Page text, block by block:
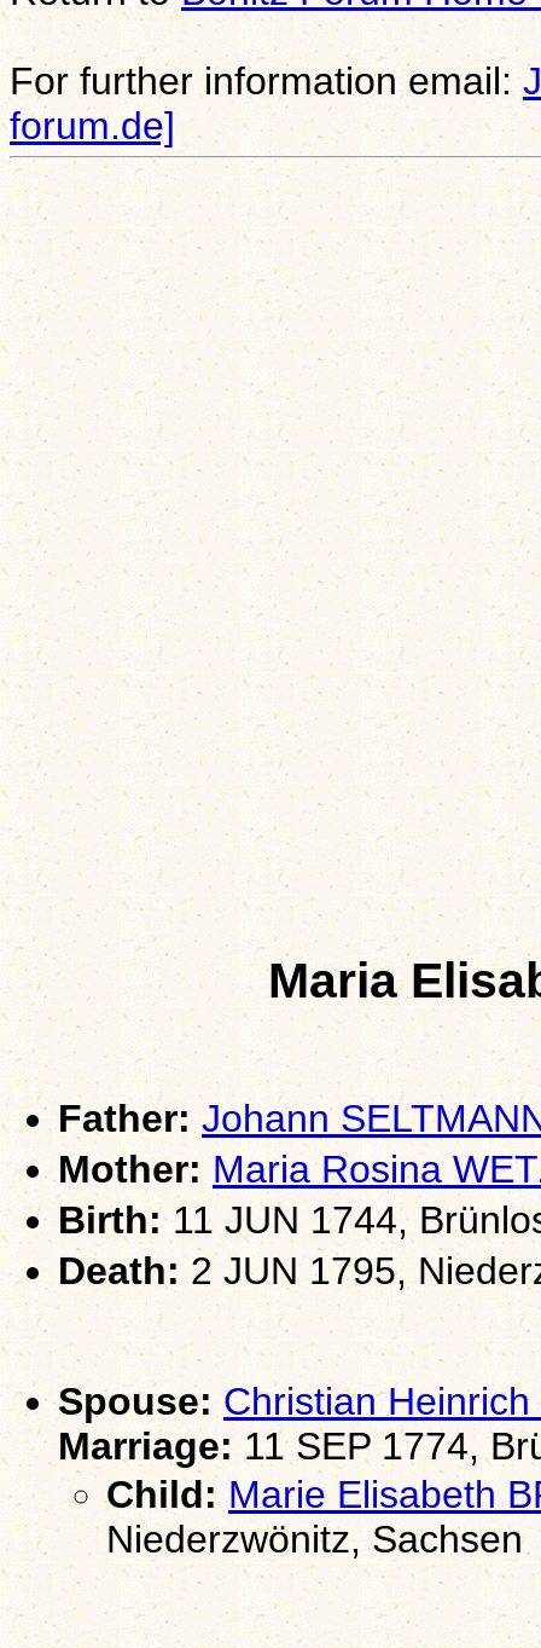
For further information email:
forum.de]
Maria
Father: Johann
Mother: Maria Rosina
Birth:11 JUN 1744,
Death: 2 JUN 1795,
Spouse: Christian
Marriage: 11 SEP 1774,
Child: Marie Elisabeth
Niederzwönitz, Sachsen